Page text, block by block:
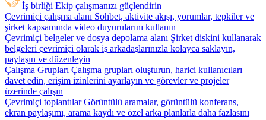
İş birliği Ekip çalışmanızı güçlendirin
Çevrimiçi çalışma alanı Sohbet, aktivite akışı, yorumlar, tepkiler ve
şirket kapsamında video duyurularını kullanın
Çevrimiçi belgeler ve dosya depolama alanı Şirket diskini kullanarak
belgeleri çevrimiçi olarak iş arkadaşlarınızla kolayca saklayın,
paylaşın ve düzenleyin
Çalışma Grupları Çalışma grupları oluşturun, harici kullanıcıları
davet edin, erişim izinlerini ayarlayın ve görevler ve projeler
üzerinde çalışın
Çevrimiçi toplantılar Görüntülü aramalar, görüntülü konferans,
ekran paylaşımı, arama kaydı ve özel arka planlarla daha fazlasını